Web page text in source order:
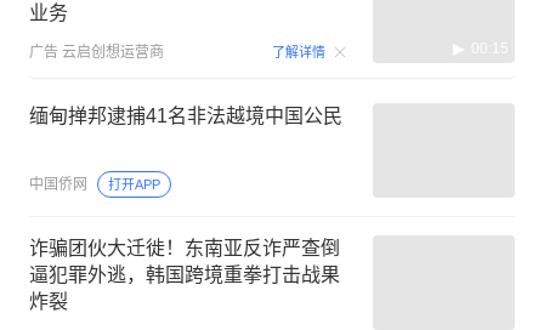
业务
广告 云启创想运营商 了解详情 00:15
缅甸掸邦逮捕41名非法越境中国公民
中国侨网 打开APP
诈骗团伙大迁徙！东南亚反诈严查倒
逼犯罪外逃，韩国跨境重拳打击战果
炸裂